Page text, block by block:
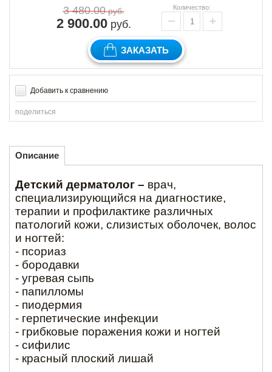
3 480.00руб.
2 900.00руб.
Количество:
− +
ЗАКАЗАТЬ
Добавить к сравнению
поделиться
Описание
Детский дерматолог – врач,
специализирующийся на диагностике,
терапии и профилактике различных
патологий кожи, слизистых оболочек, волос
и ногтей:
- псориаз
- бородавки
- угревая сыпь
- папилломы
- пиодермия
- герпетические инфекции
- грибковые поражения кожи и ногтей
- сифилис
- красный плоский лишай